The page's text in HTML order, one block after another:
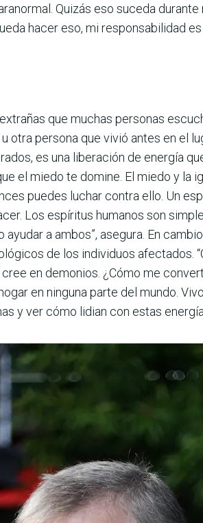
Quizás eso suceda
hacer eso, mi responsabilidad es
que muchas personas
otra persona que vivió antes en el
es una liberación de energía
el miedo te domine. El miedo y la
puedes luchar contra ello. Un
Los espíritus humanos son
a ambos”, asegura. En
de los individuos afectados.
en demonios. ¿Cómo me
en ninguna parte del mundo.
y ver cómo lidian con estas